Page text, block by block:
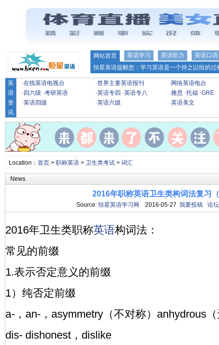
网站首页 英语学习 英语听力
英语口语
恒星英语提醒您：学习英语是一个持之以恒的
英
语
资
讯
·在线英语电视台 ·世界主要英语报刊 · 网络英语电台
· 四六级 ·考研英语 ·英语专四 ·英语专八 ·雅思 ·托福 ·GRE
·英语四级 ·英语六级 ·英语美文
Location： 首页> 职称英语> 卫生类考试> 词汇
News
2016年职称英语卫生类构词法复习
Source:恒星英语学习网 2016-05-27 我要投稿 论坛
2016年卫生类职称英语构词法：
常见的前缀
1.表示否定意义的前缀
1）纯否定前缀
a-，an-，asymmetry（不对称）anhydrous
dis- dishonest，dislike